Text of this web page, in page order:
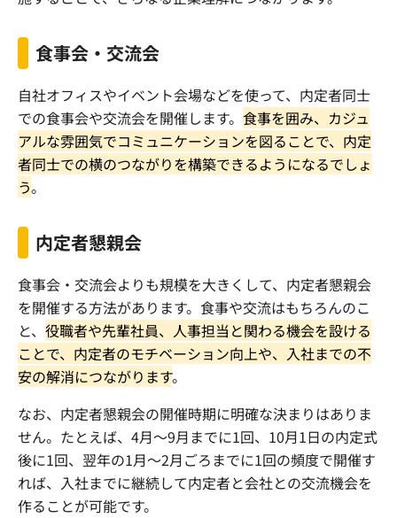
食事会・交流会
自社オフィスやイベント会場などを使って、内定者同士
での食事会や交流会を開催します。 食事を囲み、カジュ
アルな雰囲気でコミュニケーションを図ることで、内定
者同士での横のつながりを構築できるようになるでしょ
う。
内定者懇親会
食事会・交流会よりも規模を大きくして、内定者懇親会
を開催する方法があります。食事や交流はもちろんのこ
と、 役職者や先輩社員、人事担当と関わる機会を設ける
ことで、内定者のモチベーション向上や、入社までの不
安の解消につながります。
なお、内定者懇親会の開催時期に明確な決まりはありま
せん。たとえば、4月〜9月までに1回、10月1日の内定式
後に1回、翌年の1月〜2月ごろまでに1回の頻度で開催す
れば、入社までに継続して内定者と会社との交流機会を
作ることが可能です。